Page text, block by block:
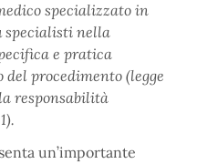
specializzato in
specialisti nella
e pratica
del procedimento (legge
responsabilità
un’importante